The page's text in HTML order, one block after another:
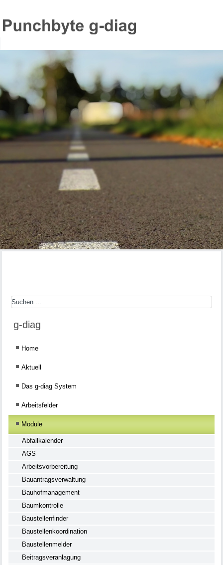
g-diag
Home
Aktuell
Das g-diag System
Arbeitsfelder
Module
Abfallkalender
AGS
Arbeitsvorbereitung
Bauantragsverwaltung
Bauhofmanagement
Baumkontrolle
Baustellenfinder
Baustellenkoordination
Baustellenmelder
Beitragsveranlagung